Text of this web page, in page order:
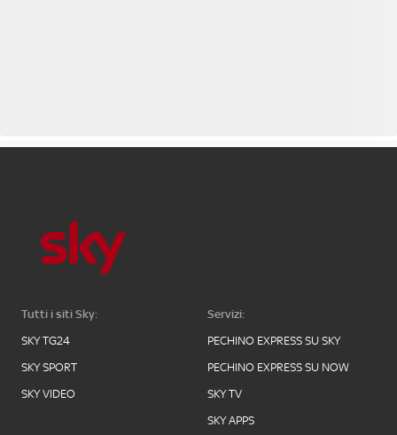
Tutti i siti Sky:
SKY TG24
SKY SPORT
SKY VIDEO
Servizi:
PECHINO EXPRESS SU SKY
PECHINO EXPRESS SU NOW
SKY TV
SKY APPS